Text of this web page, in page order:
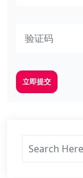
立即提交